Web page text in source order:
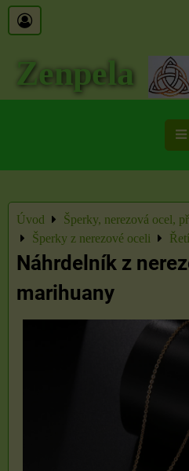
Zenpela
Úvod
Šperky, nerezová ocel,
Šperky z nerezové oceli
Náhrdelník z
marihuany